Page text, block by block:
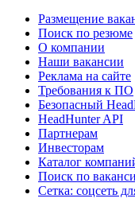
Размещение
Поиск по резюме
О компании
Наши вакансии
Реклама на сайте
Требования к ПО
Безопасный
HeadHunter API
Партнерам
Инвесторам
Каталог
Поиск по
Сетка: соцсеть